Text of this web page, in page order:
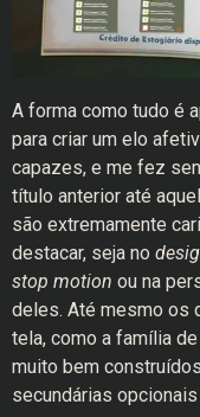
A forma como tudo é
para criar um elo
capazes, e me fez
título anterior até
são extremamente
destacar, seja no
stop motion ou na
deles. Até mesmo os
tela, como a família
muito bem
secundárias